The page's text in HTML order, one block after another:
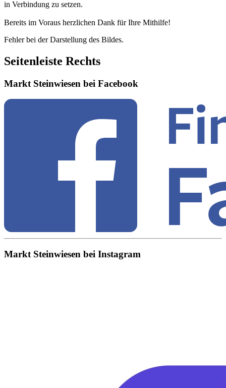
in Verbindung zu setzen.
Bereits im Voraus herzlichen Dank für Ihre Mithilfe!
Fehler bei der Darstellung des Bildes.
Seitenleiste Rechts
Markt Steinwiesen bei Facebook
Markt Steinwiesen bei Instagram